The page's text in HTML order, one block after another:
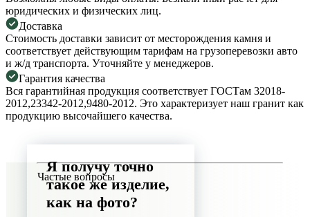
юридических и физических лиц.
Доставка
Стоимость доставки зависит от месторождения камня и
соответствует действующим тарифам на грузоперевозки авто
и ж/д транспорта. Уточняйте у менеджеров.
Гарантия качества
Вся гарантийная продукция соответствует ГОСТам 32018-
2012,23342-2012,9480-2012. Это характеризует наш гранит как
продукцию высочайшего качества.
Чаcтые вопросы
Я получу точно
такое же изделие,
как на фото?